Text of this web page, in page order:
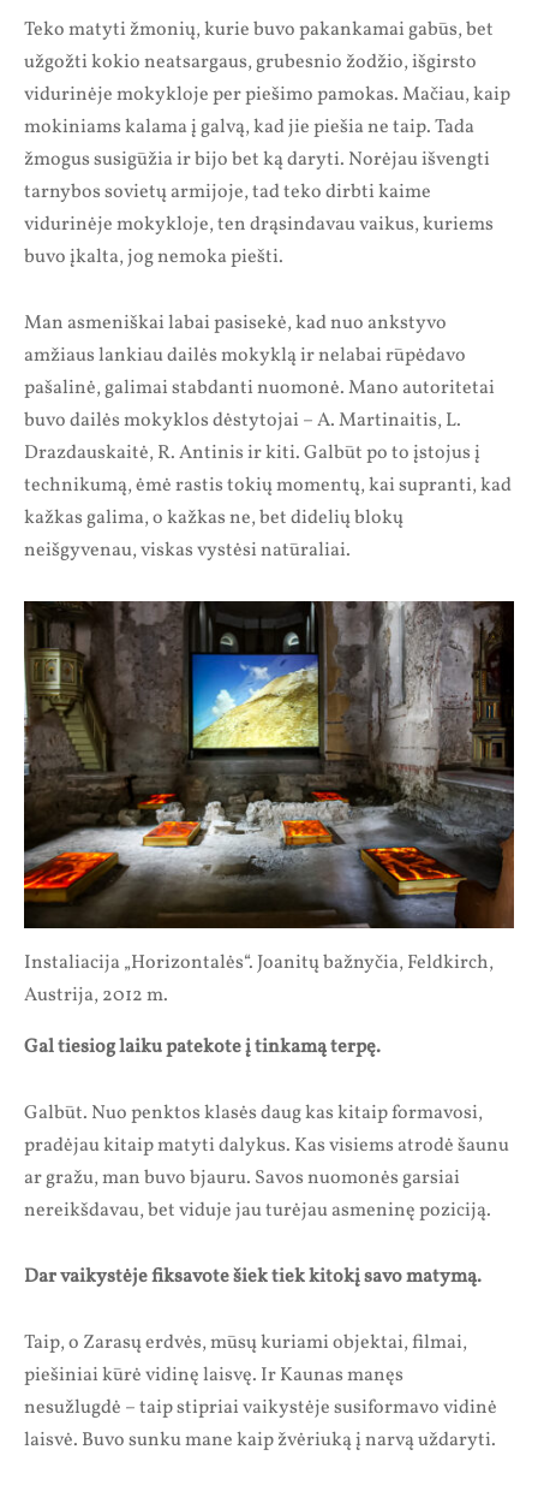
Teko matyti žmonių, kurie buvo pakankamai gabūs, bet
užgožti kokio neatsargaus, grubesnio žodžio, išgirsto
vidurinėje mokykloje per piešimo pamokas. Mačiau, kaip
mokiniams kalama į galvą, kad jie piešia ne taip. Tada
žmogus susigūžia ir bijo bet ką daryti. Norėjau išvengti
tarnybos sovietų armijoje, tad teko dirbti kaime
vidurinėje mokykloje, ten drąsindavau vaikus, kuriems
buvo įkalta, jog nemoka piešti.
Man asmeniškai labai pasisekė, kad nuo ankstyvo
amžiaus lankiau dailės mokyklą ir nelabai rūpėdavo
pašalinė, galimai stabdanti nuomonė. Mano autoritetai
buvo dailės mokyklos dėstytojai – A. Martinaitis, L.
Drazdauskaitė, R. Antinis ir kiti. Galbūt po to įstojus į
technikumą, ėmė rastis tokių momentų, kai supranti, kad
kažkas galima, o kažkas ne, bet didelių blokų
neišgyvenau, viskas vystėsi natūraliai.
Instaliacija „Horizontalės“. Joanitų bažnyčia, Feldkirch,
Austrija, 2012 m.
Gal tiesiog laiku patekote į tinkamą terpę.
Galbūt. Nuo penktos klasės daug kas kitaip formavosi,
pradėjau kitaip matyti dalykus. Kas visiems atrodė šaunu
ar gražu, man buvo bjauru. Savos nuomonės garsiai
nereikšdavau, bet viduje jau turėjau asmeninę poziciją.
Dar vaikystėje fiksavote šiek tiek kitokį savo matymą.
Taip, o Zarasų erdvės, mūsų kuriami objektai, filmai,
piešiniai kūrė vidinę laisvę. Ir Kaunas manęs
nesužlugdė – taip stipriai vaikystėje susiformavo vidinė
laisvė. Buvo sunku mane kaip žvėriuką į narvą uždaryti.